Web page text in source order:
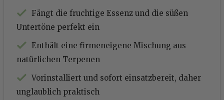
Fängt die fruchtige Essenz und die süßen
Untertöne perfekt ein
Enthält eine firmeneigene Mischung aus
natürlichen Terpenen
Vorinstalliert und sofort einsatzbereit, daher
unglaublich praktisch